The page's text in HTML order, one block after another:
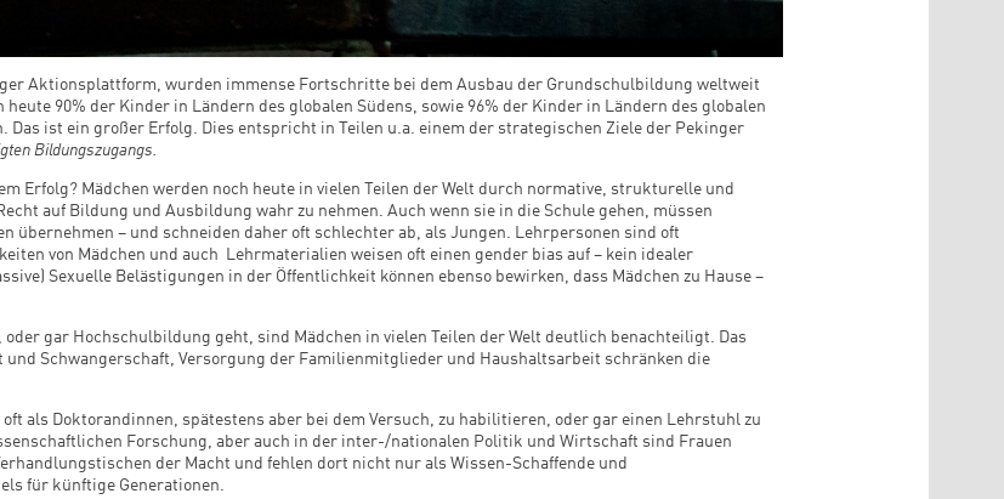
Aktionsplattform, wurden immense Fortschritte bei dem Ausbau der Grundschulbildung weltweit
heute 90% der Kinder in Ländern des globalen Südens, sowie 96% der Kinder in Ländern des globalen
Das ist ein großer Erfolg. Dies entspricht in Teilen u.a. einem der strategischen Ziele der Pekinger
Bildungszugangs.
Erfolg? Mädchen werden noch heute in vielen Teilen der Welt durch normative, strukturelle und
auf Bildung und Ausbildung wahr zu nehmen. Auch wenn sie in die Schule gehen, müssen
übernehmen – und schneiden daher oft schlechter ab, als Jungen. Lehrpersonen sind oft
von Mädchen und auch Lehrmaterialien weisen oft einen gender bias auf – kein idealer
Sexuelle Belästigungen in der Öffentlichkeit können ebenso bewirken, dass Mädchen zu Hause –
gar Hochschulbildung geht, sind Mädchen in vielen Teilen der Welt deutlich benachteiligt. Das
Schwangerschaft, Versorgung der Familienmitglieder und Haushaltsarbeit schränken die
als Doktorandinnen, spätestens aber bei dem Versuch, zu habilitieren, oder gar einen Lehrstuhl zu
Forschung, aber auch in der inter-/nationalen Politik und Wirtschaft sind Frauen
der Macht und fehlen dort nicht nur als Wissen-Schaffende und
für künftige Generationen.